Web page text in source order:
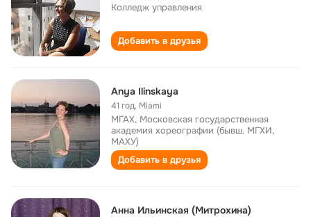
Колледж управления
Добавить в друзья
Anya Ilinskaya
41 год, Miami
МГАХ, Московская государственная
академия хореографии (бывш. МГХИ,
МАХУ)
Добавить в друзья
Анна Ильинская (Митрохина)